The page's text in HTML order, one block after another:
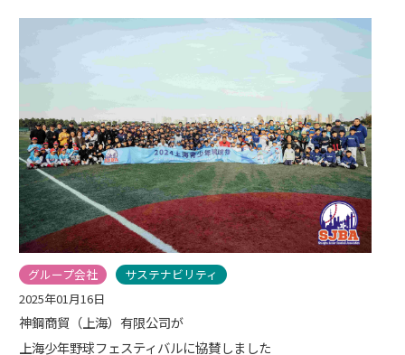
グループ会社
サステナビリティ
2025年01月16日
神鋼商貿（上海）有限公司が
上海少年野球フェスティバルに協賛しました